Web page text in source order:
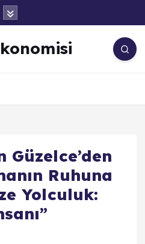
Güzelce’den
Ruhuna
Yolculuk: